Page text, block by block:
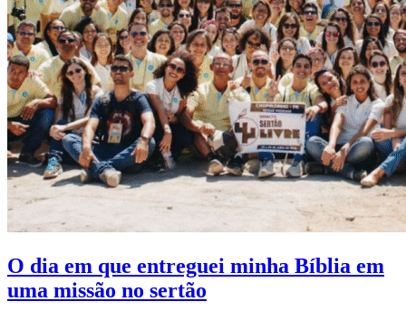
O dia em que entreguei minha Bíblia em
uma missão no sertão